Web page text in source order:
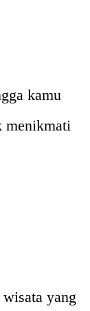
kamu
menikmati
yang